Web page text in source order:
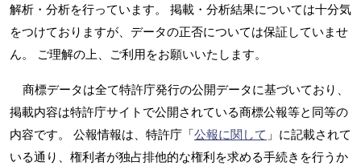
解析・分析を行っています。 掲載・分析結果については十分気
をつけておりますが、データの正否については保証していませ
ん。 ご理解の上、ご利用をお願いいたします。
商標データは全て特許庁発行の公開データに基づいており、
掲載内容は特許庁サイトで公開されている商標公報等と同等の
内容です。 公報情報は、特許庁「公報に関して 」に記載されて
いる通り、権利者が独占排他的な権利を求める手続きを行うか